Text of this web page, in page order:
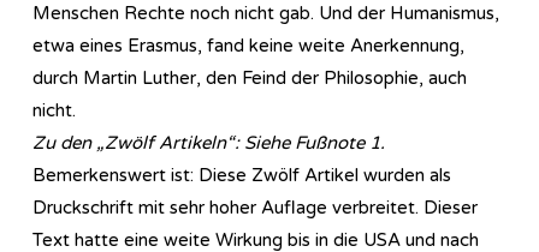
Menschen Rechte noch nicht gab. Und der Humanismus,
etwa eines Erasmus, fand keine weite Anerkennung,
durch Martin Luther, den Feind der Philosophie, auch
nicht.
Zu den „Zwölf Artikeln“: Siehe Fußnote 1.
Bemerkenswert ist: Diese Zwölf Artikel wurden als
Druckschrift mit sehr hoher Auflage verbreitet. Dieser
Text hatte eine weite Wirkung bis in die USA und nach